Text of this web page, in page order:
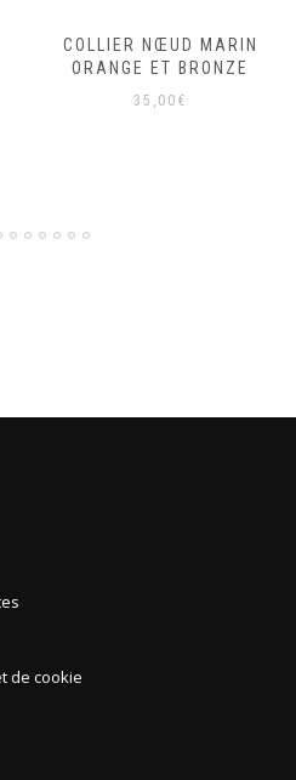
COLLIER NŒUD MARIN
ORANGE ET BRONZE
35,00 €
de cookie